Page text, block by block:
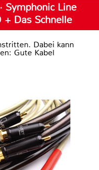
Symphonic Line
Das Schnelle
Dabei kann
Gute Kabel